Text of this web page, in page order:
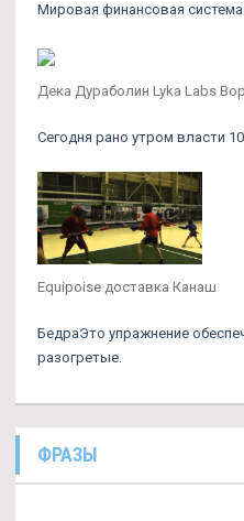
Мировая финансовая
Дека Дураболин Lyka Labs
Сегодня рано утром власти
Equipoise доставка Канаш
БедраЭто упражнение
разогретые.
ФРАЗЫ